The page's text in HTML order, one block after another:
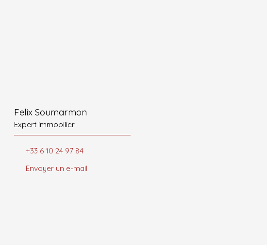
Felix Soumarmon
Expert immobilier
+33 6 10 24 97 84
Envoyer un e-mail